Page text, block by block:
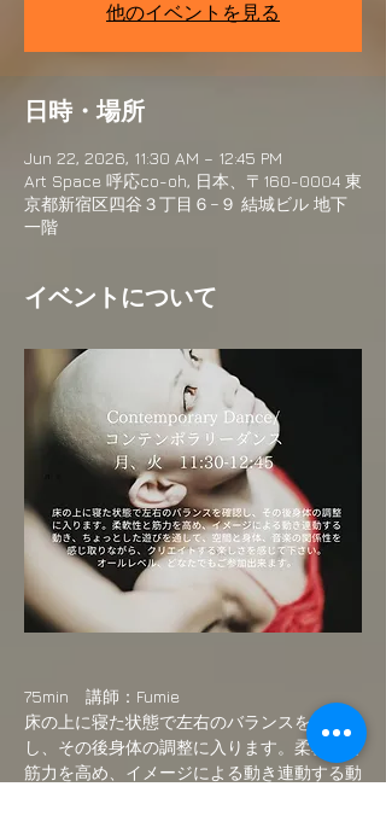
他のイベントを見る
日時・場所
Jun 22, 2026, 11:30 AM – 12:45 PM
Art Space 呼応co-oh, 日本、〒160-0004 東
京都新宿区四谷３丁目６−９ 結城ビル 地下
一階
イベントについて
75min　講師：Fumie
床の上に寝た状態で左右のバランスを確認
し、その後身体の調整に入ります。柔軟性と
筋力を高め、イメージによる動き連動する動